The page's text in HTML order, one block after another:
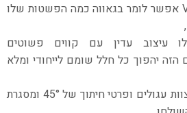
על דגם VADEMA METAL אפשר לומר בגאווה כמה הפשטות שלו
עיצוב עדין עם קווים פשוטים
יהפוך כל חלל שומם לייחודי ומלא
פינת האוכל מגיעה עם קצוות עגולים ופרטי חיתוך של 45° ומסגרת